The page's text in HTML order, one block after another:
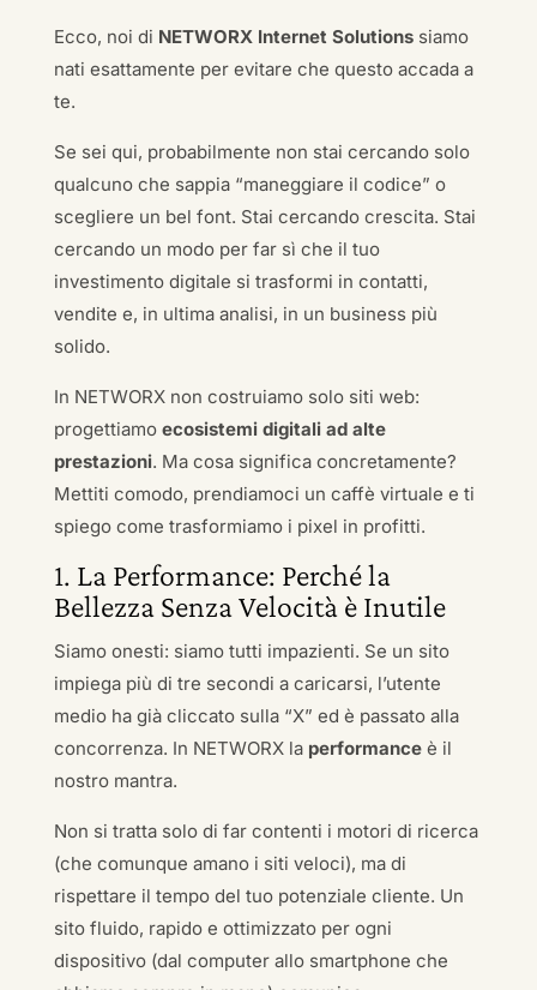
Ecco, noi di NETWORX Internet Solutionssiamo
nati esattamente per evitare che questo accada a
te.
Se sei qui, probabilmente non stai cercando solo
qualcuno che sappia “maneggiare il codice” o
scegliere un bel font. Stai cercando crescita. Stai
cercando un modo per far sì che il tuo
investimento digitale si trasformi in contatti,
vendite e, in ultima analisi, in un business più
solido.
In NETWORX non costruiamo solo siti web:
progettiamo ecosistemi digitali ad alte
prestazioni. Ma cosa significa concretamente?
Mettiti comodo, prendiamoci un caffè virtuale e ti
spiego come trasformiamo i pixel in profitti.
1. La Performance: Perché la
Bellezza Senza Velocità è Inutile
Siamo onesti: siamo tutti impazienti. Se un sito
impiega più di tre secondi a caricarsi, l’utente
medio ha già cliccato sulla “X” ed è passato alla
concorrenza. In NETWORX la performanceè il
nostro mantra.
Non si tratta solo di far contenti i motori di ricerca
(che comunque amano i siti veloci), ma di
rispettare il tempo del tuo potenziale cliente. Un
sito fluido, rapido e ottimizzato per ogni
dispositivo (dal computer allo smartphone che